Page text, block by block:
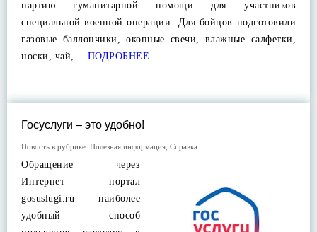
партию гуманитарной помощи для участников
специальной военной операции. Для бойцов подготовили
газовые баллончики, окопные свечи, влажные салфетки,
носки, чай,… ПОДРОБНЕЕ
Госуслуги – это удобно!
Новость в рубрике: Полезная информация Справка
Обращение через
Интернет портал
gosuslugi.ru – наиболее
удобный способ